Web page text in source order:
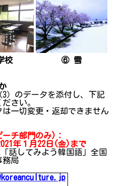
校 ⑥ 雪
）のデータを添付し、下記
さい。
一切変更・返却できません
チ部門のみ)：
年１月22日(金)まで
話してみよう韓国語」全国
務局